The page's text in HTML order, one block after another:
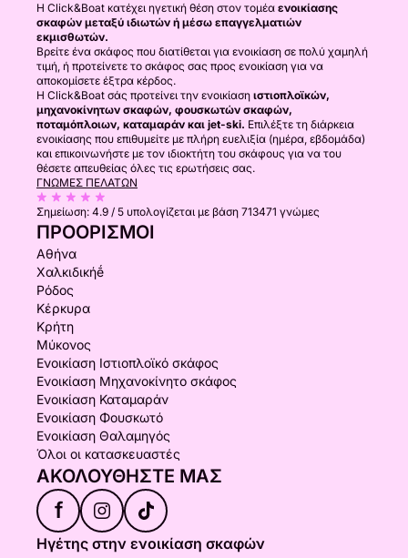
Η Click&Boat κατέχει ηγετική θέση στον τομέα ενοικίασης
σκαφών μεταξύ ιδιωτών ή μέσω επαγγελματιών
εκμισθωτών.
Βρείτε ένα σκάφος που διατίθεται για ενοικίαση σε πολύ χαμηλή
τιμή, ή προτείνετε το σκάφος σας προς ενοικίαση για να
αποκομίσετε έξτρα κέρδος.
Η Click&Boat σάς προτείνει την ενοικίαση ιστιοπλοϊκών,
μηχανοκίνητων σκαφών, φουσκωτών σκαφών,
ποταμόπλοιων, καταμαράν και jet-ski. Επιλέξτε τη διάρκεια
ενοικίασης που επιθυμείτε με πλήρη ευελιξία (ημέρα, εβδομάδα)
και επικοινωνήστε με τον ιδιοκτήτη του σκάφους για να του
θέσετε απευθείας όλες τις ερωτήσεις σας.
ΓΝΏΜΕΣ ΠΕΛΑΤΏΝ
Σημείωση: 4.9 / 5 υπολογίζεται με βάση 713471 γνώμες
ΠΡΟΟΡΙΣΜΟΊ
Αθήνα
Χαλκιδικήḗ
Ρόδος
Κέρκυρα
Κρήτη
Μύκονος
Ενοικίαση Ιστιοπλοϊκό σκάφος
Ενοικίαση Μηχανοκίνητο σκάφος
Ενοικίαση Καταμαράν
Ενοικίαση Φουσκωτό
Ενοικίαση Θαλαμηγός
Όλοι οι κατασκευαστές
ΑΚΟΛΟΥΘΉΣΤΕ ΜΑΣ
f
Ηγέτης στην ενοικίαση σκαφών